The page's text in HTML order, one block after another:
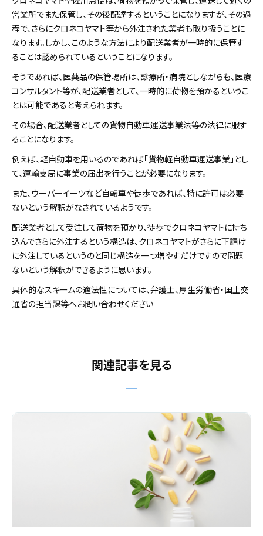
営業所でまた保管し、その後配達するということになりますが、その過
程で、さらにクロネコヤマト等から外注された業者も取り扱うことに
なります。しかし、このような方法により配送業者が一時的に保管す
ることは認められているということになります。
そうであれば、医薬品の保管場所は、診療所・病院としながらも、医療
コンサルタント等が、配送業者として、一時的に荷物を預かるというこ
とは可能であると考えられます。
その場合、配送業者としての貨物自動車運送事業法等の法律に服す
ることになります。
例えば、軽自動車を用いるのであれば「貨物軽自動車運送事業」とし
て、運輸支局に事業の届出を行うことが必要になります。
また、ウーバーイーツなど自転車や徒歩であれば、特に許可は必要
ないという解釈がなされているようです。
配送業者として受注して荷物を預かり、徒歩でクロネコヤマトに持ち
込んでさらに外注するという構造は、クロネコヤマトがさらに下請け
に外注しているというのと同じ構造を一つ増やすだけですので問題
ないという解釈ができるように思います。
具体的なスキームの適法性については、弁護士、厚生労働省・国土交
通省の担当課等へお問い合わせください
関連記事を見る